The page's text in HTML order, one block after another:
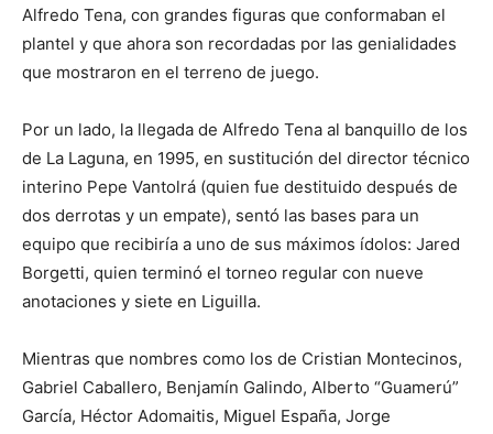
Alfredo Tena, con grandes figuras que conformaban el
plantel y que ahora son recordadas por las genialidades
que mostraron en el terreno de juego.
Por un lado, la llegada de Alfredo Tena al banquillo de los
de La Laguna, en 1995, en sustitución del director técnico
interino Pepe Vantolrá (quien fue destituido después de
dos derrotas y un empate), sentó las bases para un
equipo que recibiría a uno de sus máximos ídolos: Jared
Borgetti, quien terminó el torneo regular con nueve
anotaciones y siete en Liguilla.
Mientras que nombres como los de Cristian Montecinos,
Gabriel Caballero, Benjamín Galindo, Alberto “Guamerú”
García, Héctor Adomaitis, Miguel España, Jorge